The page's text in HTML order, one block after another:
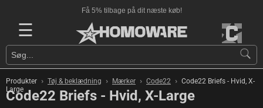
Få 5% tilbage på dit næste køb!
☰
Produkter › Tøj & beklædning › Mærker › Code22 › Code22 Briefs - Hvid, X-
Large
Code22 Briefs - Hvid, X-Large